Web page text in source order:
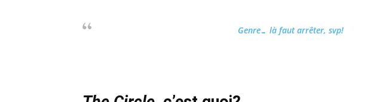
Genre… là faut arrêter, svp!